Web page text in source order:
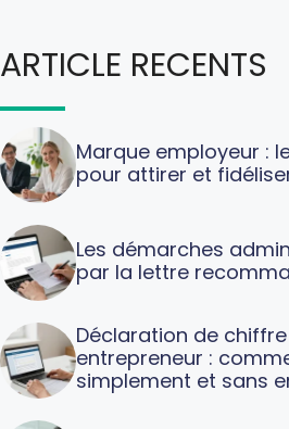
ARTICLE RECENTS
Marque employeur :
pour attirer et
Les démarches
par la lettre
Déclaration de
entrepreneur :
simplement et sans